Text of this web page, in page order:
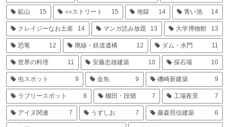
鉱山 15 ○○ストリート 15 地獄 14 青い池 14
クレイジーなお土産 14 マンガ読み放題 13 大学博物館 13
恐竜 12 廃線・鉄道遺構 12 ダム・水門 11
世界の料理 11 安藤忠雄建築 10 採石場 10
虫スポット 9 金魚 9 磯崎新建築 9
ラブリースポット 8 棚田・段畑 7 工場夜景 7
アイヌ関連 7 うずしお 7 藤森照信建築 6